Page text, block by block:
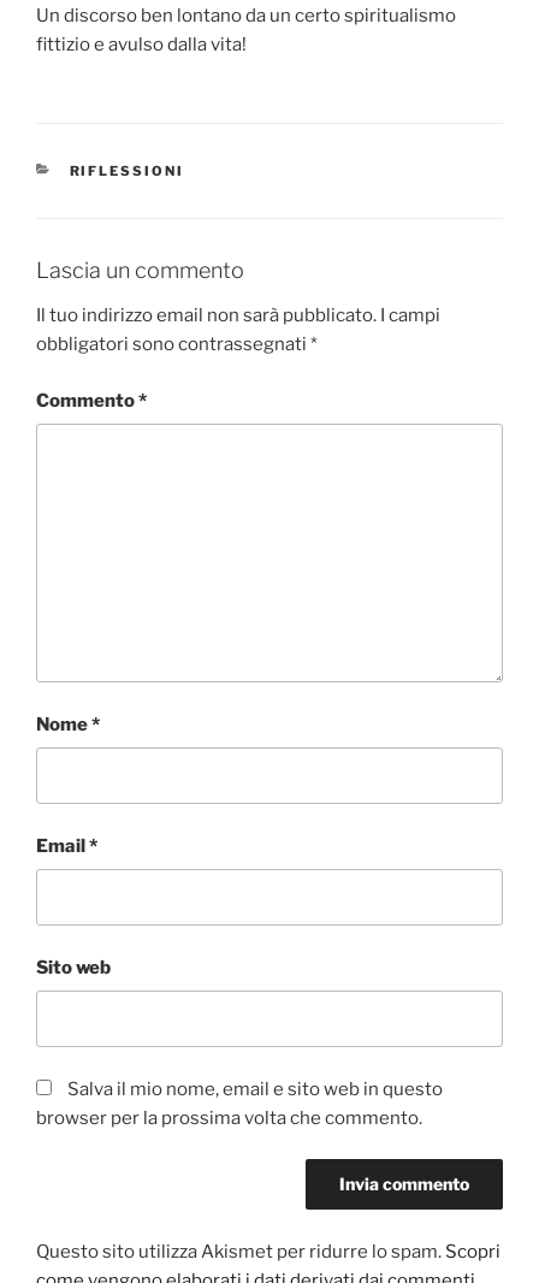
Un discorso ben lontano da un certo spiritualismo
fittizio e avulso dalla vita!
CATEGORIE
RIFLESSIONI
Lascia un commento
Il tuo indirizzo email non sarà pubblicato. I campi
obbligatori sono contrassegnati *
Commento*
Nome*
Email*
Sito web
Salva il mio nome, email e sito web in questo
browser per la prossima volta che commento.
Questo sito utilizza Akismet per ridurre lo spam. Scopri